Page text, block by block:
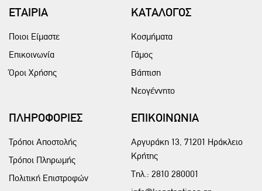
ΕΤΑΙΡΙΑ
Ποιοι Είμαστε
Επικοινωνία
Όροι Χρήσης
ΚΑΤΑΛΟΓΟΣ
Κοσμήματα
Γάμος
Βάπτιση
Νεογέννητο
ΠΛΗΡΟΦΟΡΙΕΣ
Τρόποι Αποστολής
Τρόποι Πληρωμής
Πολιτική Επιστροφών
ΕΠΙΚΟΙΝΩΝΙΑ
Αργυράκη 13, 71201 Ηράκλειο
Κρήτης
Τηλ.: 2810 280001